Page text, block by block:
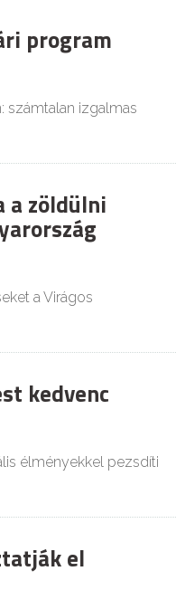
program
számtalan izgalmas
a zöldülni
a Virágos
kedvenc
élményekkel pezsdíti
el